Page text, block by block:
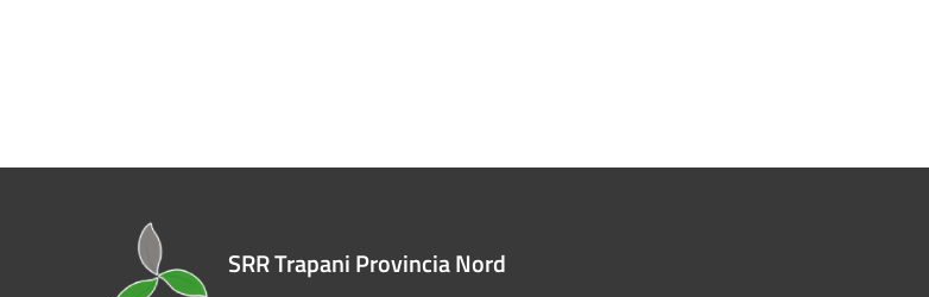
SRR Trapani Provincia Nord